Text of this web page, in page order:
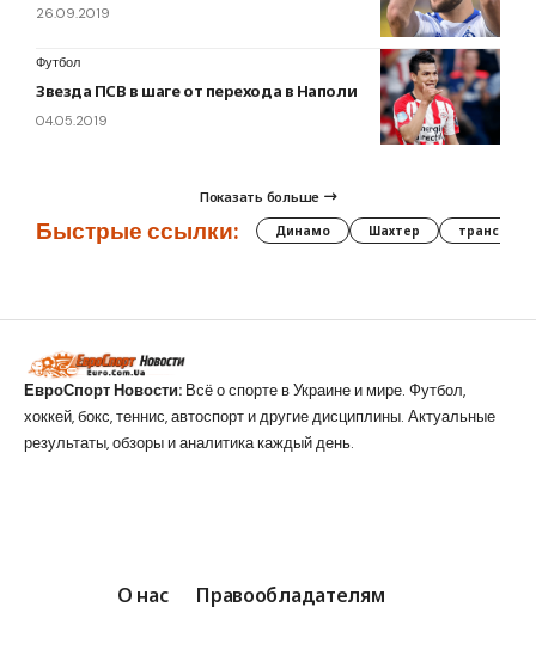
26.09.2019
Футбол
Звезда ПСВ в шаге от перехода в Наполи
04.05.2019
Показать больше
Быстрые ссылки: Динамо Шахтер трансферы
ЕвроСпорт Новости: Всё о спорте в Украине и мире. Футбол,
хоккей, бокс, теннис, автоспорт и другие дисциплины. Актуальные
результаты, обзоры и аналитика каждый день.
О нас Правообладателям